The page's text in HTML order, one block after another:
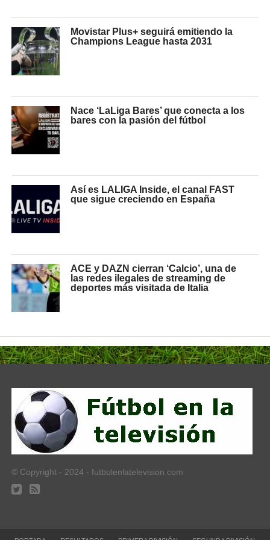
Movistar Plus+ seguirá emitiendo la
Champions League hasta 2031
Nace ‘LaLiga Bares’ que conecta a los
bares con la pasión del fútbol
Así es LALIGA Inside, el canal FAST
que sigue creciendo en España
ACE y DAZN cierran ‘Calcio’, una de
las redes ilegales de streaming de
deportes más visitada de Italia
© Copyright - 2024 - futbolenlatelevision.com